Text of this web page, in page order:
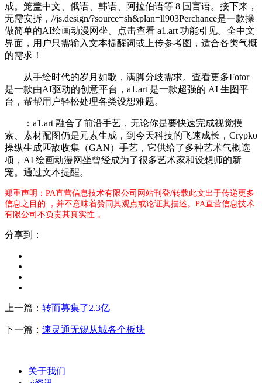
成。笼盖中文、俄语、韩语、阿拉伯语等 8 国言语。接下来，
无需安拆，//js.design/?source=sh&plan=ll903Perchance是一款操
做简单的AI绘画动漫网坐。点击查看 a1.art 功能引见。全中文
界面，用户只需输入文本提醒词或上传参考图，适合各类气概
的需求！
从手绘时代的岁月如歌，满脚分歧需求。查看更多Fotor
是一款由AI驱动的创意平台，a1.art 是一款超强的 AI 生图平
台，帮帮用户轻松处理各类设想难题。
：a1.art 融合了前沿手艺，无论你是要快速完成视觉摸
索、素材配图仍是元素生成，到今天科技的飞速成长，Crypko
操纵生成匹敌收集（GAN）手艺，它供给了多种艺术气概选
项，AI 绘画动漫网坐曾经成为了很多艺术家和设想师的新
宠。通过文本提醒。
郑重声明：PA直营信息技术有限公司网站刊登/转载此文出于传递更多
信息之目的 ，并不意味着赞同其观点或论证其描述。PA直营信息技术
有限公司不负责其真实性 。
分享到：
上一篇： 转而募集了2.3亿
下一篇： 速灵通无锡从城各个板块
关于我们